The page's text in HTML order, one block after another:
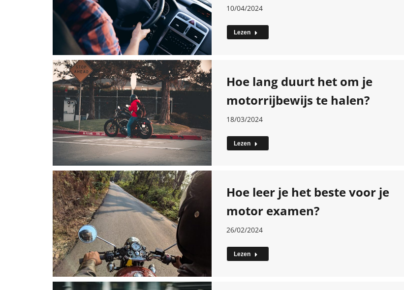
10/04/2024
Lezen
Hoe lang duurt het om je
motorrijbewijs te halen?
18/03/2024
Lezen
Hoe leer je het beste voor je
motor examen?
26/02/2024
Lezen